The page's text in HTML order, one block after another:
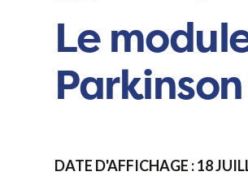
Le
DATE D'AFFICHAGE : 18